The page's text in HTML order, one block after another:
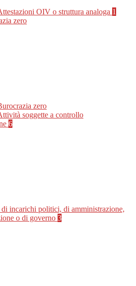
OIV o struttura analoga 1
zero
zero
soggette a controllo
6
incarichi politici, di amministrazione,
o di governo 3